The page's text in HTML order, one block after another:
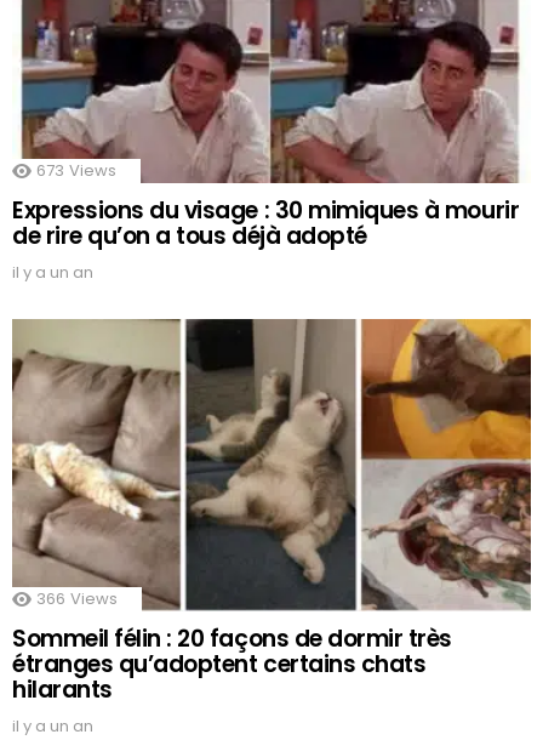
673 Views
Expressions du visage : 30 mimiques à mourir
de rire qu’on a tous déjà adopté
il y a un an
366 Views
Sommeil félin : 20 façons de dormir très
étranges qu’adoptent certains chats
hilarants
il y a un an